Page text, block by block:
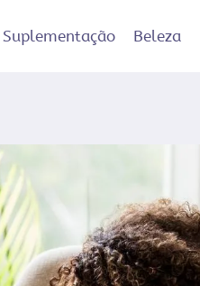
Suplementação Beleza